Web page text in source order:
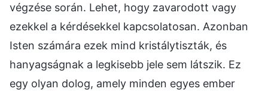
végzése során. Lehet, hogy zavarodott vagy
ezekkel a kérdésekkel kapcsolatosan. Azonban
Isten számára ezek mind kristálytiszták, és
hanyagságnak a legkisebb jele sem látszik. Ez
egy olyan dolog, amely minden egyes ember